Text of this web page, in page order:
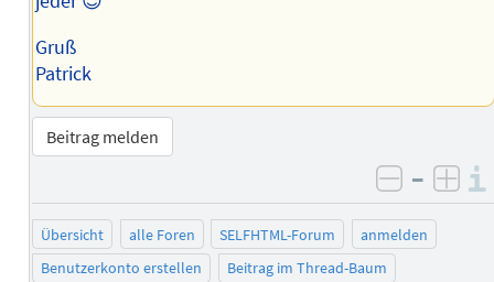
Gruß
Patrick
Beitrag melden
negativ
–
Übersicht alle Foren SELFHTML-Forum
anmelden
Benutzerkonto erstellen
Beitrag im Thread-Baum